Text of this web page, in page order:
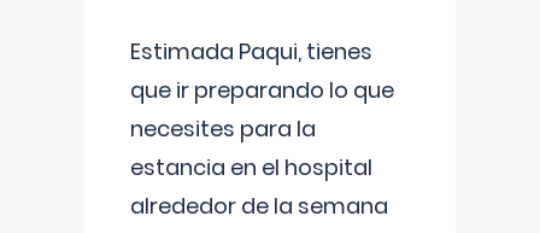
Estimada Paqui, tienes
que ir preparando lo que
necesites para la
estancia en el hospital
alrededor de la semana